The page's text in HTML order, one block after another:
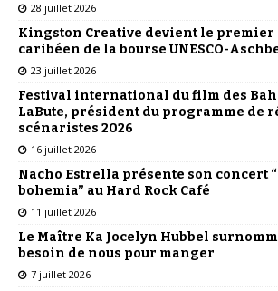
28 juillet 2026
Kingston Creative devient le premier
caribéen de la bourse UNESCO-
23 juillet 2026
Festival international du film des
LaBute, président du programme de
scénaristes 2026
16 juillet 2026
Nacho Estrella présente son concert
bohemia” au Hard Rock Café
11 juillet 2026
Le Maître Ka Jocelyn Hubbel
besoin de nous pour manger
7 juillet 2026